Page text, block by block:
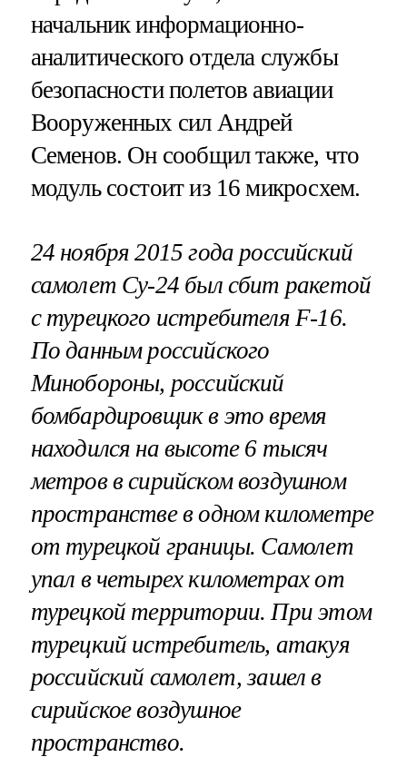
начальник информационно-
аналитического отдела службы
безопасности полетов авиации
Вооруженных сил Андрей
Семенов. Он сообщил также, что
модуль состоит из 16 микросхем.
24 ноября 2015 года российский
самолет Су-24 был сбит ракетой
с турецкого истребителя F-16.
По данным российского
Минобороны, российский
бомбардировщик в это время
находился на высоте 6 тысяч
метров в сирийском воздушном
пространстве в одном километре
от турецкой границы. Самолет
упал в четырех километрах от
турецкой территории. При этом
турецкий истребитель, атакуя
российский самолет, зашел в
сирийское воздушное
пространство.